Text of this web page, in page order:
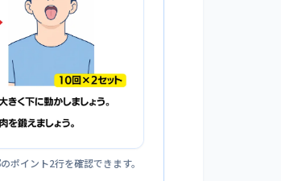
ポイント2行を確認できます。